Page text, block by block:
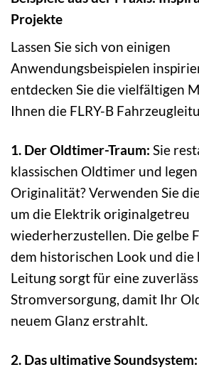
Projekte
Lassen Sie sich von einigen
Anwendungsbeispielen
entdecken Sie die vielfältigen
Ihnen die FLRY-B
1. Der Oldtimer-Traum: Sie
klassischen Oldtimer und
Originalität? Verwenden Sie
um die Elektrik originalgetreu
wiederherzustellen. Die gelbe
dem historischen Look und
Leitung sorgt für eine
Stromversorgung, damit Ihr
neuem Glanz erstrahlt.
2. Das ultimative Soundsystem: